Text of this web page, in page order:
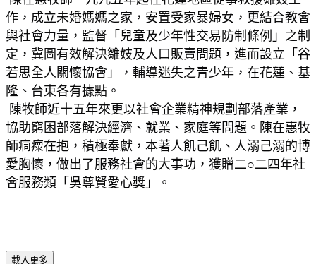
作，成立未婚媽媽之家，安置受家暴婦女，更結合教會
與社會力量，監督「兒童及少年性交易防制條例」之制
定，冀圖有效解決雛妓及人口販賣問題，進而設立「谷
若思全人關懷協會」，輔導迷失之青少年，在花蓮、基
隆、台東各有據點。
協助窮困部落解決經濟、就業、家庭等問題。陳在惠牧
師痌瘝在抱，積極奉獻，本著人飢己飢、人溺己溺的博
愛胸懷，做出了服務社會的大事功，獲贈二○二四年社
會服務類「吳尊賢愛心獎」。
載入更多